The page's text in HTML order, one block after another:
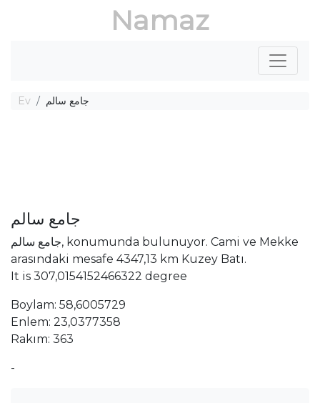
Namaz
Ev جامع سالم
جامع سالم
جامع سالم, konumunda bulunuyor. Cami ve Mekke
arasındaki mesafe 4347,13 km Kuzey Batı.
It is 307,0154152466322 degree
Boylam: 58,6005729
Enlem: 23,0377358
Rakım: 363
-